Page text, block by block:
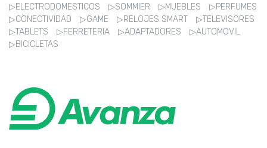
▷ELECTRODOMESTICOS
▷SOMMIER ▷MUEBLES
▷PERFUMES
▷CONECTIVIDAD
▷GAME ▷RELOJES SMART
▷TELEVISORES
▷TABLETS
▷FERRETERIA ▷ADAPTADORES
▷AUTOMOVIL
▷BICICLETAS